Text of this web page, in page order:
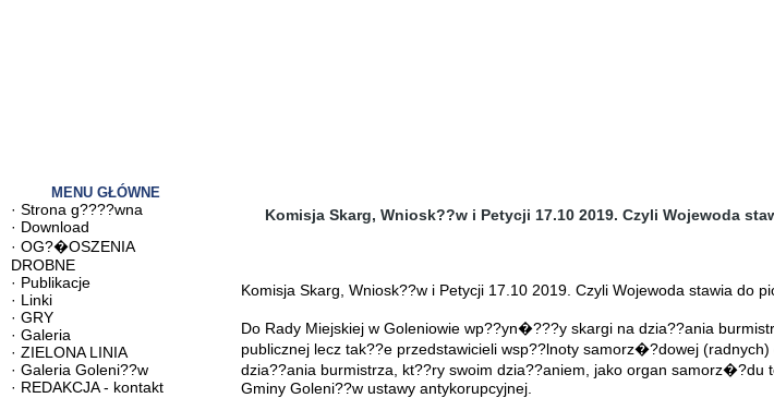
MENU GŁÓWNE
· Strona g????wna
· Download
· OG?�OSZENIA
DROBNE
· Publikacje
· Linki
· GRY
· Galeria
· ZIELONA LINIA
· Galeria Goleni??w
· REDAKCJA - kontakt
Komisja Skarg, Wniosk??w i Petycji 17.10 2019. Czyli Wojewoda
Komisja Skarg, Wniosk??w i Petycji 17.10 2019. Czyli Wojewoda stawia do
Do Rady Miejskiej w Goleniowie wp??yn�???y skargi na dzia??ania
publicznej lecz tak??e przedstawicieli wsp??lnoty samorz�?dowej
dzia??ania burmistrza, kt??ry swoim dzia??aniem, jako organ samorz�?du
Gminy Goleni??w ustawy antykorupcyjnej.